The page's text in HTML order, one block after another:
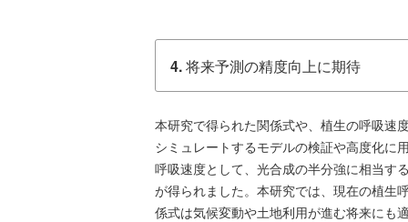
4.将来予測の精度向上に期待
本研究で得られた関係式や、植生の呼吸速
シミュレートするモデルの検証や高度化に
呼吸速度として、光合成の半分強に相当す
が得られました。本研究では、現在の植生
係式は気候変動や土地利用が進む将来にも